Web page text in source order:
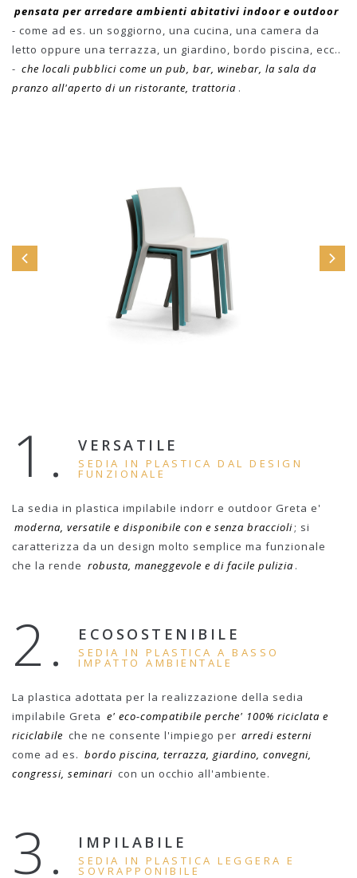
pensata per arredare ambienti abitativi indoor e outdoor
- come ad es. un soggiorno, una cucina, una camera da
letto oppure una terrazza, un giardino, bordo piscina, ecc..
- che locali pubblici come un pub, bar, winebar, la sala da
pranzo all'aperto di un ristorante, trattoria .
1. VERSATILE
SEDIA IN PLASTICA DAL DESIGN
FUNZIONALE
La sedia in plastica impilabile indorr e outdoor Greta e'
moderna, versatile e disponibile con e senza braccioli; si
caratterizza da un design molto semplice ma funzionale
che la rende robusta, maneggevole e di facile pulizia .
2. ECOSOSTENIBILE
SEDIA IN PLASTICA A BASSO
IMPATTO AMBIENTALE
La plastica adottata per la realizzazione della sedia
impilabile Greta e' eco-compatibile perche' 100% riciclata e
riciclabile che ne consente l'impiego per arredi esterni
come ad es. bordo piscina, terrazza, giardino, convegni,
congressi, seminari con un occhio all'ambiente.
3. IMPILABILE
SEDIA IN PLASTICA LEGGERA E
SOVRAPPONIBILE